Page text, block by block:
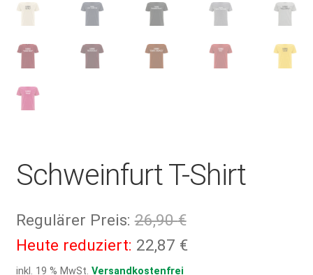
Schweinfurt T-Shirt
Regulärer Preis: 26,90€Ursprünglicher
Preis
Heute reduziert: 22,87 €Aktueller
inkl. 19 % MwSt. Versandkostenfrei